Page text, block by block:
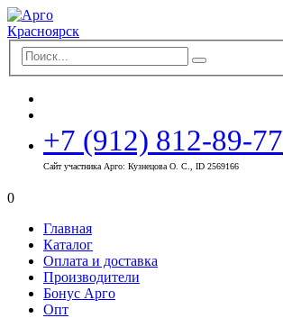
+7 (912) 812-89-77
Сайт участника Арго: Кузнецова О. С., ID 2569166
0
Главная
Каталог
Оплата и доставка
Производители
Бонус Арго
Опт